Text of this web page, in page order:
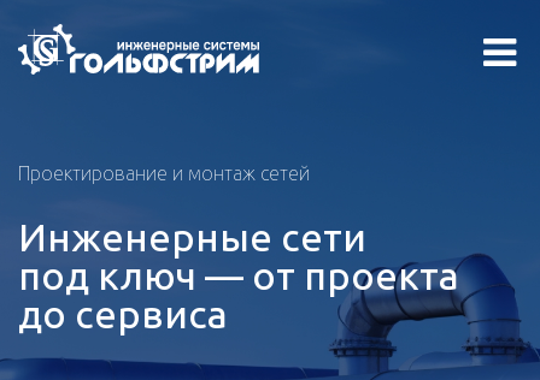
Проектирование и монтаж сетей
Инженерные сети
под ключ — от проекта
до сервиса